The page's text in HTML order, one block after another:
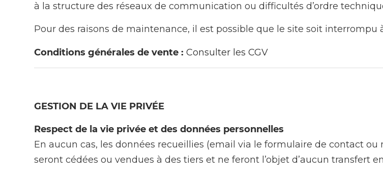
à la structure des réseaux de communication ou difficultés d’ordre
Pour des raisons de maintenance, il est possible que le site soit interrompu
Conditions générales de vente : Consulter les CGV
GESTION DE LA VIE PRIVÉE
Respect de la vie privée et des données personnelles
En aucun cas, les données recueillies (email via le formulaire de contact
seront cédées ou vendues à des tiers et ne feront l’objet d’aucun transfert